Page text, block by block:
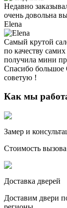
Недавно
очень довольна
Elena
Самый крутой
по качеству
получила мини
Спасибо большое
советую !
Как мы
Замер и
Стоимость вызова
Доставка дверей
Доставим двери